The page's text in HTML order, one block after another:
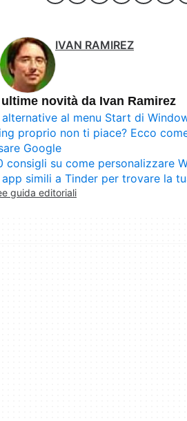
IVAN RAMIREZ
novità da Ivan Ramirez
al menu Start di
proprio non ti piace? Ecco
Google
consigli su come personalizzare
simili a Tinder per trovare la
guida editoriali